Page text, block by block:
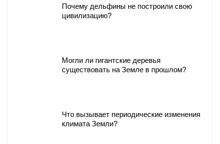
Почему дельфины не построили свою
цивилизацию?
Могли ли гигантские деревья
существовать на Земле в прошлом?
Что вызывает периодические изменения
климата Земли?